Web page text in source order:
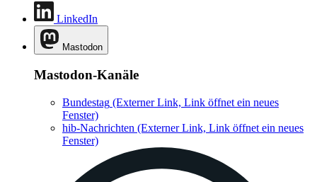
LinkedIn
Mastodon
Mastodon-Kanäle
Bundestag (Externer Link, Link öffnet ein neues
Fenster)
hib-Nachrichten (Externer Link, Link öffnet ein neues
Fenster)